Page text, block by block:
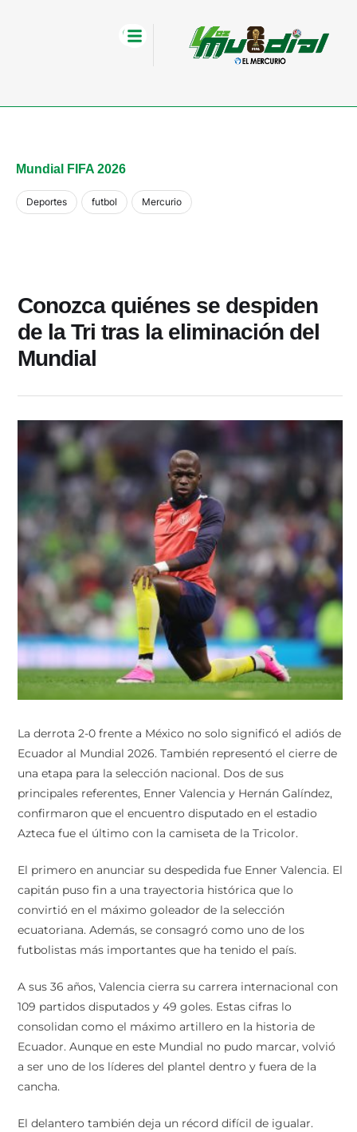
Mundial FIFA 2026
Deportes futbol Mercurio
Conozca quiénes se despiden
de la Tri tras la eliminación del
Mundial
La derrota 2-0 frente a México no solo significó el adiós de
Ecuador al Mundial 2026. También representó el cierre de
una etapa para la selección nacional. Dos de sus
principales referentes, Enner Valencia y Hernán Galíndez,
confirmaron que el encuentro disputado en el estadio
Azteca fue el último con la camiseta de la Tricolor.
El primero en anunciar su despedida fue Enner Valencia. El
capitán puso fin a una trayectoria histórica que lo
convirtió en el máximo goleador de la selección
ecuatoriana. Además, se consagró como uno de los
futbolistas más importantes que ha tenido el país.
A sus 36 años, Valencia cierra su carrera internacional con
109 partidos disputados y 49 goles. Estas cifras lo
consolidan como el máximo artillero en la historia de
Ecuador. Aunque en este Mundial no pudo marcar, volvió
a ser uno de los líderes del plantel dentro y fuera de la
cancha.
El delantero también deja un récord difícil de igualar.